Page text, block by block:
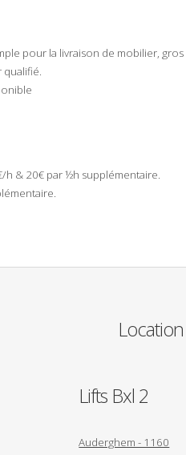
pour la livraison de mobilier, gros
qualifié.
h & 20€ par ½h supplémentaire.
Location
Lifts Bxl 2
Auderghem - 1160